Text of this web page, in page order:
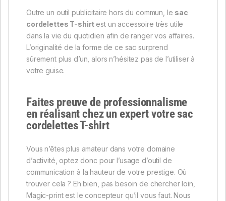
Outre un outil publicitaire hors du commun, le sac
cordelettes T-shirt est un accessoire très utile
dans la vie du quotidien afin de ranger vos affaires.
L’originalité de la forme de ce sac surprend
sûrement plus d’un, alors n’hésitez pas de l’utiliser à
votre guise.
Faites preuve de professionnalisme
en réalisant chez un expert votresac
cordelettes T-shirt
Vous n’êtes plus amateur dans votre domaine
d’activité, optez donc pour l’usage d’outil de
communication à la hauteur de votre prestige. Où
trouver cela ? Eh bien, pas besoin de chercher loin,
Magic-print est le concepteur qu’il vous faut. Nous